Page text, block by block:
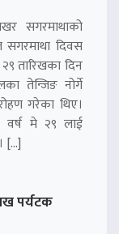
सगरमाथाको
दिवस
तारिखका दिन
तेन्जिङ नोर्गे
गरेका थिए।
वर्ष मे २९ लाई
[…]
पर्यटक